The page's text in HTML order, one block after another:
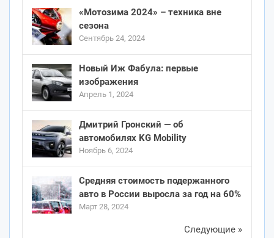
«Мотозима 2024» – техника вне
сезона
Сентябрь 24, 2024
Новый Иж Фабула: первые
изображения
Апрель 1, 2024
Дмитрий Гронский — об
автомобилях KG Mobility
Ноябрь 6, 2024
Средняя стоимость подержанного
авто в России выросла за год на 60%
Март 28, 2024
Следующие »